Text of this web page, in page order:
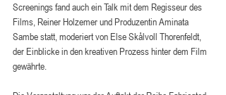
Screenings fand auch ein Talk mit dem Regisseur des
Films, Reiner Holzemer und Produzentin Aminata
Sambe statt, moderiert von Else Skålvoll Thorenfeldt,
der Einblicke in den kreativen Prozess hinter dem Film
gewährte.